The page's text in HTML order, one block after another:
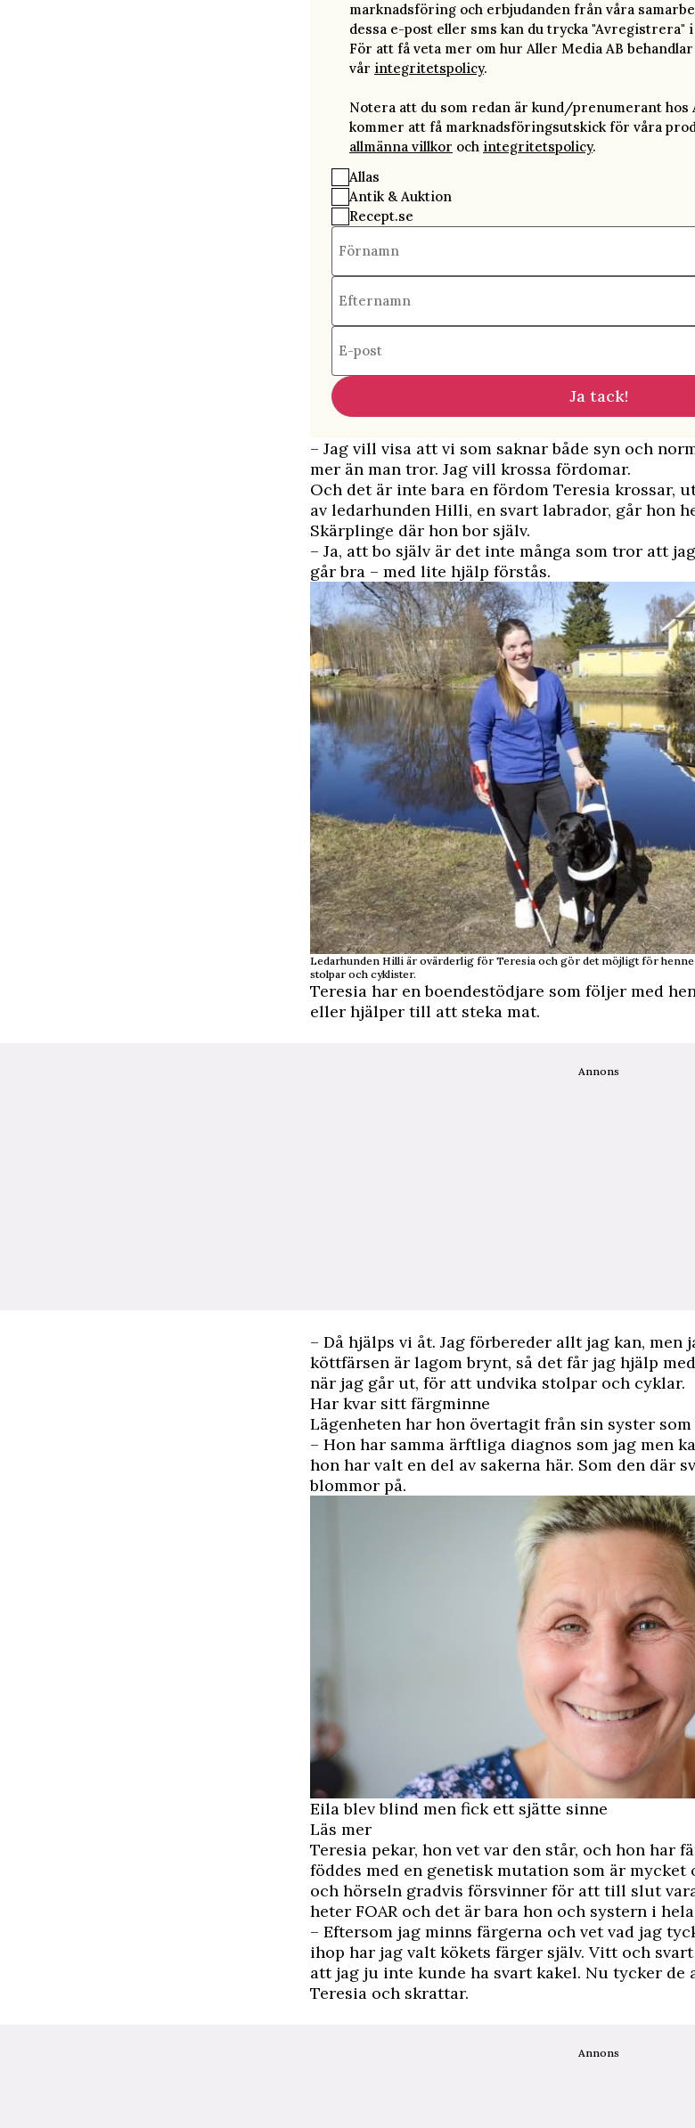
marknadsföring och erbjudanden från våra
dessa e-post eller sms kan du trycka "Avregistrera"
För att få veta mer om hur Aller Media AB
vår integritetspolicy.
Notera att du som redan är kund/prenumerant hos
kommer att få marknadsföringsutskick för våra
allmänna villkor och integritetspolicy.
Allas
Antik & Auktion
Recept.se
Förnamn
Efternamn
E-post
Ja tack!
– Jag vill visa att vi som saknar både syn och
mer än man tror. Jag vill krossa fördomar.
Och det är inte bara en fördom Teresia krossar,
av ledarhunden Hilli, en svart labrador, går hon
Skärplinge där hon bor själv.
– Ja, att bo själv är det inte många som tror att
går bra – med lite hjälp förstås.
Ledarhunden Hilli är ovärderlig för Teresia och gör det möjligt för henne
stolpar och cyklister.
Teresia har en boendestödjare som följer med
eller hjälper till att steka mat.
Annons
– Då hjälps vi åt. Jag förbereder allt jag kan, men
köttfärsen är lagom brynt, så det får jag hjälp
när jag går ut, för att undvika stolpar och cyklar.
Har kvar sitt färgminne
Lägenheten har hon övertagit från sin syster
– Hon har samma ärftliga diagnos som jag men
hon har valt en del av sakerna här. Som den där
blommor på.
Eila blev blind men fick ett sjätte sinne
Läs mer
Teresia pekar, hon vet var den står, och hon har
föddes med en genetisk mutation som är mycket
och hörseln gradvis försvinner för att till slut
heter FOAR och det är bara hon och systern i
– Eftersom jag minns färgerna och vet vad jag
ihop har jag valt kökets färger själv. Vitt och
att jag ju inte kunde ha svart kakel. Nu tycker de
Teresia och skrattar.
Annons